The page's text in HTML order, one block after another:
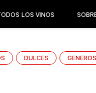
LOS VINOS
DULCES